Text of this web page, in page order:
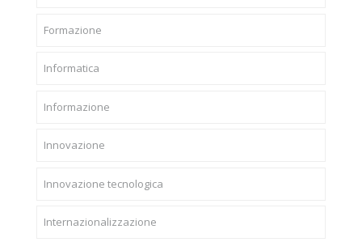
Formazione
Informatica
Informazione
Innovazione
Innovazione tecnologica
Internazionalizzazione